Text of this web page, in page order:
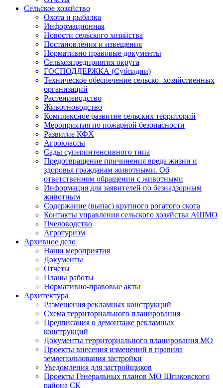
Сельское хозяйство
Охота и рыбалка
Информационная
Новости сельского хозяйства
Постановления и извещения
Нормативно правовые документы
Сельхозпредприятия округа
ГОСПОДДЕРЖКА (Субсидии)
Техническое обеспечение сельско- хозяйственных
организаций
Растениеводство
Животноводство
Комплексное развитие сельских территорий
Мероприятия по пожарной безопасности
Развитие КФХ
Агроклассы
Сады суперинтенсивного типа
Предотвращение причинения вреда жизни и
здоровья гражданам животными. Об
ответственном обращении с животными
Информация для заявителей по безнадзорным
животным
Содержание (выпас) крупного рогатого скота
Контакты управления сельского хозяйства АШМО
Пчеловодство
Агротуризм
Архивное дело
Наши мероприятия
Документы
Отчеты
Планы работы
Нормативно-правовые акты
Архитектура
Размещения рекламных конструкций
Схема территориального планирования
Предписания о демонтаже рекламных
конструкций
Документы территориального планирования МО
Проекты внесения изменений в правила
землепользования застройки
Уведомления для застройщиков
Проекты Генеральных планов МО Шпаковского
района СК